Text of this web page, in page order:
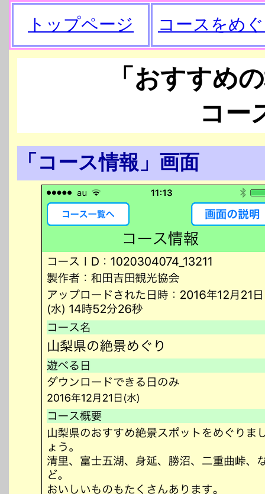
トップページ コースをめ
「おすすめ
コー
「コース情報」画面